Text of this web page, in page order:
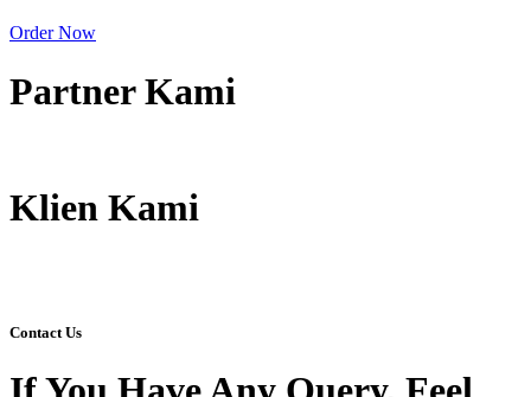
Order Now
Partner Kami
Klien Kami
Contact Us